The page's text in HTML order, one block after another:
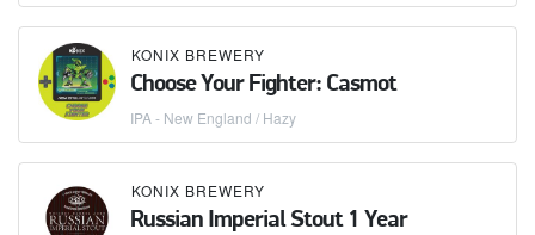
KONIX BREWERY
Choose Your Fighter: Casmot
IPA - New England / Hazy
KONIX BREWERY
Russian Imperial Stout 1 Year